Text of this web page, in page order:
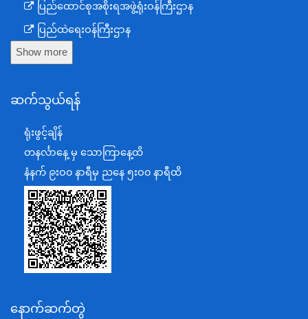
ပြည်ထောင်စုအစိုးရအဖွဲ့ရုံးဝန်ကြီးဌာန
ပြည်ထဲရေးဝန်ကြီးဌာန
ကာကွယ်ရေးဝန်ကြီးဌာန
စီမံကိန်း၊ဘဏ္ဍာရေးနှင့်စက်မှုဝန်ကြီးဌာန
ရင်းနှီးမြှုပ်နှံမှုနှင့် နိုင်ငံခြားစီးပွားဆက်သွယ်ရေးဝန်ကြီးဌာန
အပြည်ပြည်ဆိုင်ရာပူးပေါင်းဆောင်ရွက်ရေးဝန်ကြီးဌာန
ပြန်ကြားရေးဝန်ကြီးဌာန
သာသနာရေးနှင့် ယဉ်ကျေးမှုဝန်ကြီးဌာန
စိုက်ပျိုးရေး၊မွေးမြူရေးနှင့်ဆည်မြောင်းဝန်ကြီးဌာန
ပို့ဆောင်ရေးနှင့်ဆက်သွယ်ရေးဝန်ကြီးဌာန
သယံဇာတနှင့်ပတ်ဝန်းကျင်ထိန်းသိမ်းရေးဝန်ကြီးဌာန
အလုပ်သမား၊လူဝင်မှုကြီးကြပ်ရေးနှင့်ပြည်သူ့အင်အား
Show more
ဆက်သွယ်ရန်
ရုံးဖွင့်ချိန်
တနင်္လာနေ့ မှ သောကြာနေ့ထိ
နံနက် ၉းဝ၀ နာရီမှ ညနေ ၅းဝ၀ နာရီထိ
နောက်ဆက်တွဲ